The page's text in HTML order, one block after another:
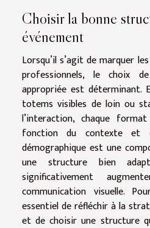
Choisir la bonne
événement
Lorsqu’il s’agit de marquer
professionnels, le choix
appropriée est déterminant.
totems visibles de loin ou
l’interaction, chaque
fonction du contexte et
démographique est une
une structure bien
significativement
communication visuelle.
essentiel de réfléchir à la
et de choisir une structure